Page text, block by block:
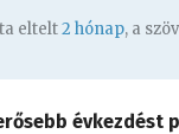
eltelt2 hónap, a
évkezdést